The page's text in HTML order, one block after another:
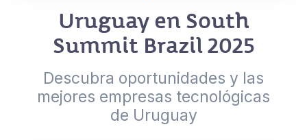
Uruguay en South
Summit Brazil 2025
Descubra oportunidades y las
mejores empresas tecnológicas
de Uruguay